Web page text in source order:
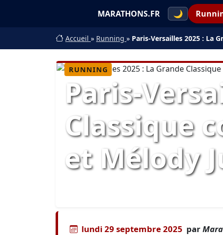
MARATHONS.FR 🌙
Accueil » Running » Paris-Versailles 2025 : La
RUNNING
Paris-
Classique
et Mélody
lundi 29 septembre 2025 par